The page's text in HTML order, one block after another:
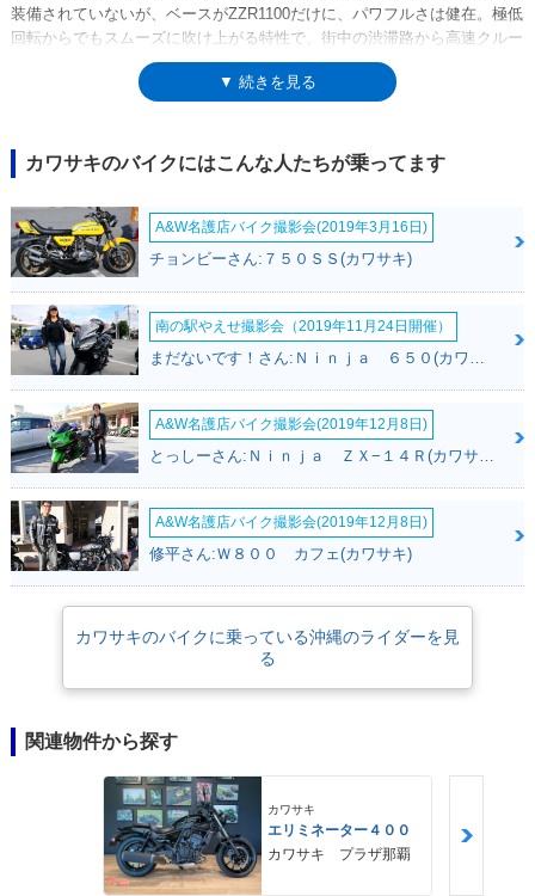
装備されていないが、ベースがZZR1100だけに、パワフルさは健在。極低
回転からでもスムーズに吹け上がる特性で、街中の渋滞路から高速クルー
ジングまで、全域にわたってコントロールしやすかった。カワサキ歴代の
ビッグツアラーで培ったウインドプロテクション効果は絶大で、ゆったり
たGPZ1100ABSも登場。1997年には同系のエンジンを搭載したZRX1100
も登場し、GPZ900Rから発展してきた左サイドカムチェーンエンジンの
1,052ccモデルは、GPZ1100、ZZR1100、ZRX1100が併存する形となっ
た。
▼ 続きを見る
カワサキのバイクにはこんな人たちが乗ってます
A&W名護店バイク撮影会(2019年3月16日)
チョンビーさん:７５０ＳＳ(カワサキ)
南の駅やえせ撮影会（2019年11月24日開催）
A&W名護店バイク撮影会(2019年12月8日)
A&W名護店バイク撮影会(2019年12月8日)
修平さん:Ｗ８００ カフェ(カワサキ)
カワサキのバイクに乗っている沖縄のライダーを見
る
関連物件から探す
カワサキ
エリミネーター４００
カワサキ プラザ那覇